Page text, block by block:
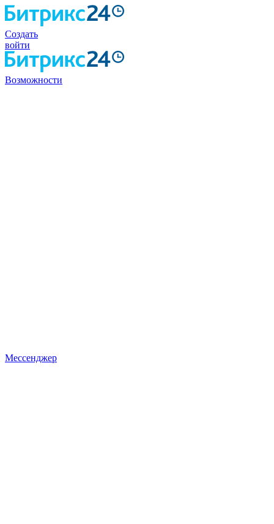
Создать
войти
Возможности
Мессенджер